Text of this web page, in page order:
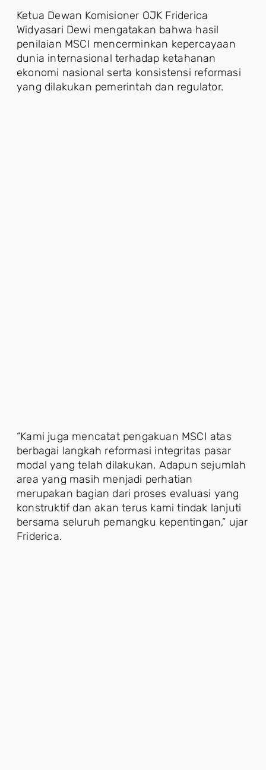
Ketua Dewan Komisioner OJK Friderica
Widyasari Dewi mengatakan bahwa hasil
penilaian MSCI mencerminkan kepercayaan
dunia internasional terhadap ketahanan
ekonomi nasional serta konsistensi reformasi
yang dilakukan pemerintah dan regulator.
“Kami juga mencatat pengakuan MSCI atas
berbagai langkah reformasi integritas pasar
modal yang telah dilakukan. Adapun sejumlah
area yang masih menjadi perhatian
merupakan bagian dari proses evaluasi yang
konstruktif dan akan terus kami tindak lanjuti
bersama seluruh pemangku kepentingan,” ujar
Friderica.